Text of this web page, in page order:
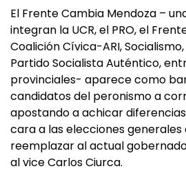
El Frente Cambia Mendoza –
integran la UCR, el PRO, el
Coalición Cívica-ARI,
Partido Socialista Auténtico,
provinciales- aparece como
candidatos del peronismo a
apostando a achicar
cara a las elecciones generales
reemplazar al actual
al vice Carlos Ciurca.